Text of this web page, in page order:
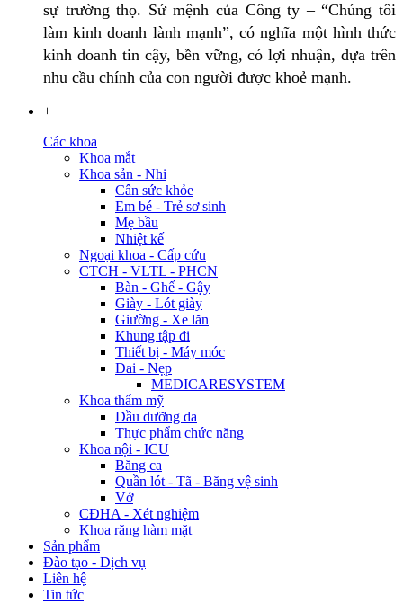
sự trường thọ. Sứ mệnh của Công ty – “Chúng tôi
làm kinh doanh lành mạnh”, có nghĩa một hình thức
kinh doanh tin cậy, bền vững, có lợi nhuận, dựa trên
nhu cầu chính của con người được khoẻ mạnh.
+
Các khoa
Khoa mắt
Khoa sản - Nhi
Cân sức khỏe
Em bé - Trẻ sơ sinh
Mẹ bầu
Nhiệt kế
Ngoại khoa - Cấp cứu
CTCH - VLTL - PHCN
Bàn - Ghế - Gậy
Giày - Lót giày
Giường - Xe lăn
Khung tập đi
Thiết bị - Máy móc
Đai - Nẹp
MEDICARESYSTEM
Khoa thẩm mỹ
Dầu dưỡng da
Thực phẩm chức năng
Khoa nội - ICU
Băng ca
Quần lót - Tã - Băng vệ sinh
Vớ
CĐHA - Xét nghiệm
Khoa răng hàm mặt
Sản phẩm
Đào tạo - Dịch vụ
Liên hệ
Tin tức